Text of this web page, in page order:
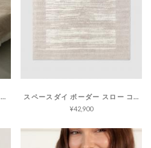
リブ スロー コージーシックライト
スペースダイ ボーダー スロー コージーシック
¥42,900